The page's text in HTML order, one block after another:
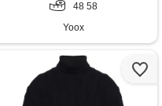
48 58
Yoox